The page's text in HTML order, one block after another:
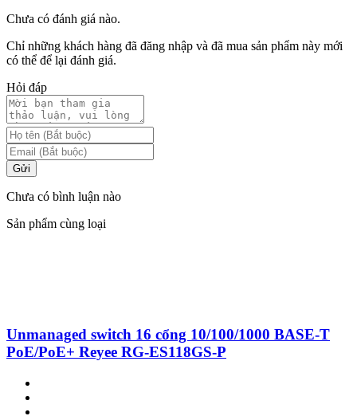
Chưa có đánh giá nào.
Chỉ những khách hàng đã đăng nhập và đã mua sản phẩm này mới
có thể để lại đánh giá.
Hỏi đáp
Gửi
Chưa có bình luận nào
Sản phẩm cùng loại
Unmanaged switch 16 cổng 10/100/1000 BASE-T
PoE/PoE+ Reyee RG-ES118GS-P